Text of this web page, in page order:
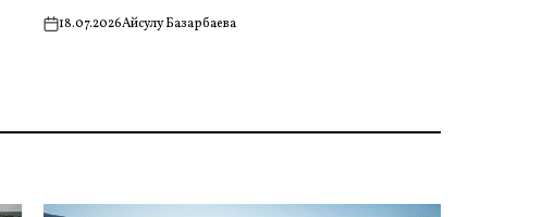
on18.07.2026Айсулу Базарбаева